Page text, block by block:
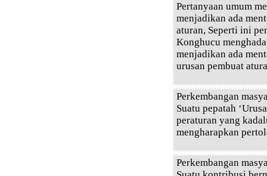
Pertanyaan umum
menjadikan ada
aturan, Seperti ini
Konghucu
menjadikan ada
urusan pembuat
Perkembangan
Suatu pepatah
peraturan yang
mengharapkan
Perkembangan